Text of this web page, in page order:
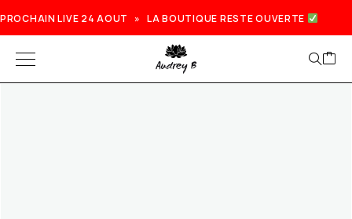
PROCHAIN LIVE 24 AOUT » LA BOUTIQUE RESTE OUVERTE